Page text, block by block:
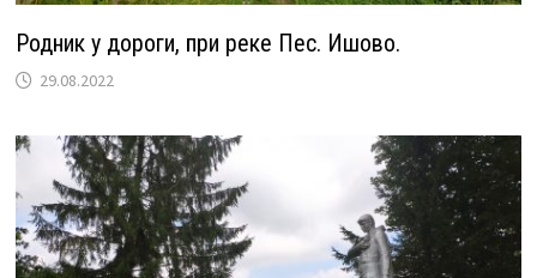
Родник у дороги, при реке Пес. Ишово.
29.08.2022